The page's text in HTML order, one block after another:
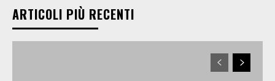
ARTICOLI PIÙ RECENTI